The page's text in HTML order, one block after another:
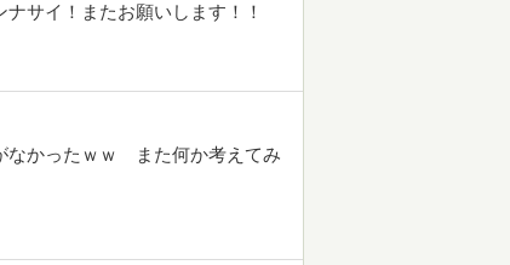
サイ！またお願いします！！
なかったｗｗ また何か考えてみ